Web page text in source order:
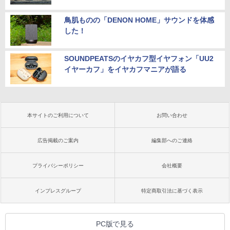
鳥肌ものの「DENON HOME」サウンドを体感
した！
SOUNDPEATSのイヤカフ型イヤフォン「UU2
イヤーカフ」をイヤカフマニアが語る
本サイトのご利用について お問い合わせ
広告掲載のご案内 編集部へのご連絡
プライバシーポリシー 会社概要
インプレスグループ 特定商取引法に基づく表示
PC版で見る